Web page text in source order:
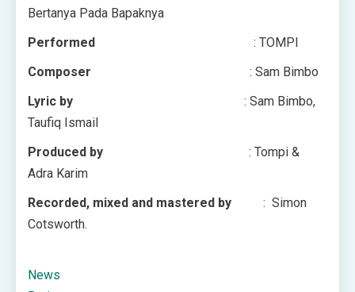
Bertanya Pada Bapaknya
Performed
: TOMPI
Composer : Sam Bimbo
Lyric by
: Sam Bimbo,
Taufiq Ismail
Produced by : Tompi &
Adra Karim
Recorded, mixed and mastered by
: Simon
Cotsworth.
News